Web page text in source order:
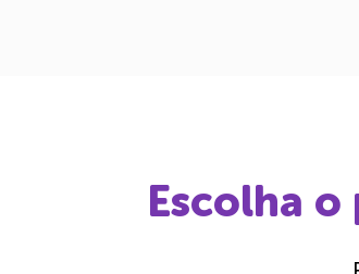
Escolha o